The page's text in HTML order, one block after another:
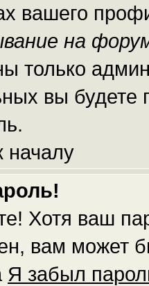
вашего
на
только
вы будете
началу
Хотя ваш
вам может
Я забыл